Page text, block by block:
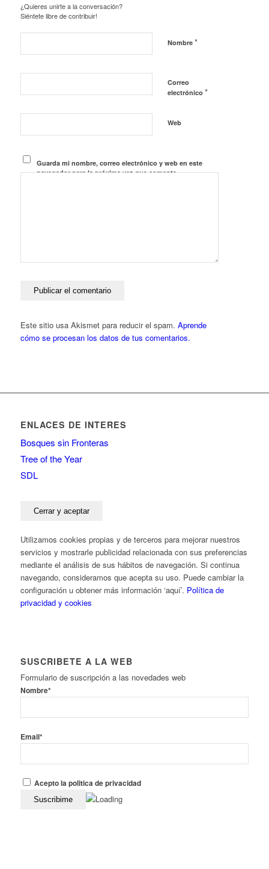
¿Quieres unirte a la conversación?
Siéntete libre de contribuir!
Nombre *
Correo
electrónico *
Web
Guarda mi nombre, correo electrónico y web en este
navegador para la próxima vez que comente.
Este sitio usa Akismet para reducir el spam. Aprende
cómo se procesan los datos de tus comentarios.
ENLACES DE INTERES
Bosques sin Fronteras
Tree of the Year
SDL
Utilizamos cookies propias y de terceros para mejorar nuestros
servicios y mostrarle publicidad relacionada con sus preferencias
mediante el análisis de sus hábitos de navegación. Si continua
navegando, consideramos que acepta su uso. Puede cambiar la
configuración u obtener más información ‘aquí’. Política de
privacidad y cookies
SUSCRIBETE A LA WEB
Formulario de suscripción a las novedades web
Nombre*
Email*
Acepto la politica de privacidad